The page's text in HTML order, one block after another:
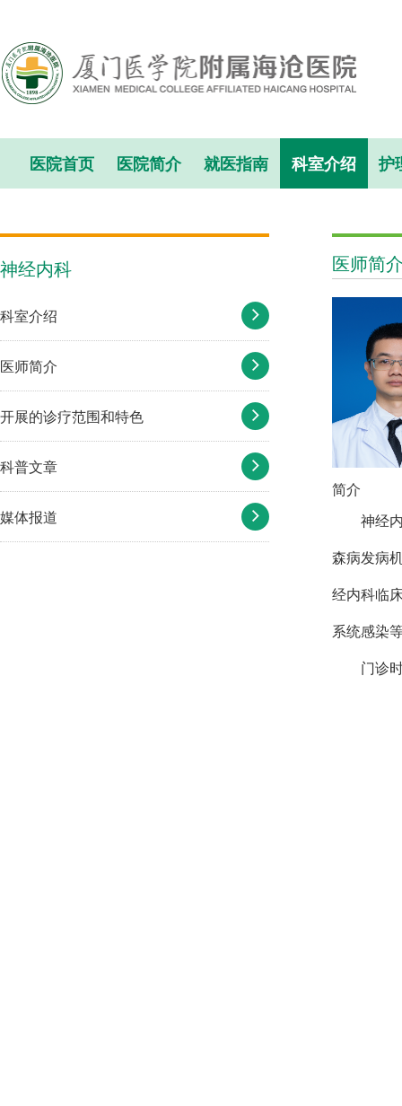
医院首页 医院简介 就医指南 科室介绍 护
医师简
简介
神经
森病发病
经内科临
系统感染
门诊
神经内科
科室介绍
医师简介
开展的诊疗范围和特色
科普文章
媒体报道